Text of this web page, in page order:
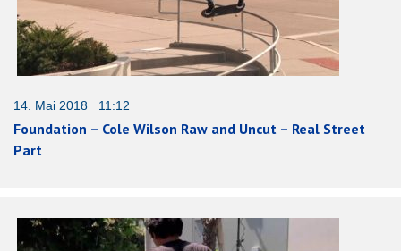
14. Mai 2018 11:12
Foundation – Cole Wilson Raw and Uncut – Real Street
Part